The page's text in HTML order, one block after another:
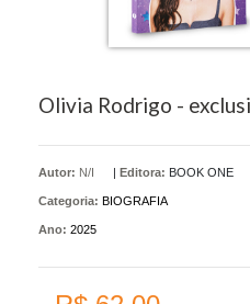
Olivia Rodrigo -
Autor: N/I |Editora: BOOK ONE
Categoria: BIOGRAFIA
Ano: 2025